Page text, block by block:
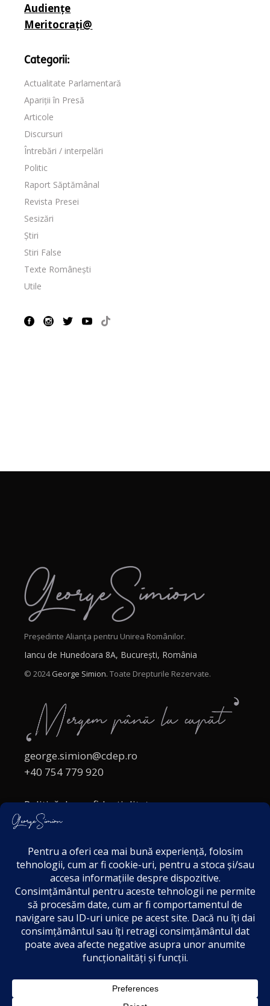
Audiențe
Meritocrați@
Categorii:
Actualitate Parlamentară
Apariții în Presă
Articole
Discursuri
Întrebări / interpelări
Politic
Raport Săptămânal
Revista Presei
Sesizări
Știri
Stiri False
Texte Românești
Utile
Președinte Alianța pentru Unirea Românilor.
Iancu de Hunedoara 8A, București, România
© 2024George Simion. Toate Drepturile Rezervate.
george.simion@cdep.ro
+40 754 779 920
Politică de confidențialitate
Politica cookies
Acordul de markting
Disclaimer